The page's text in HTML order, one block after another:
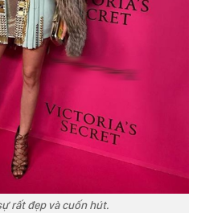
rất đẹp và cuốn hút.